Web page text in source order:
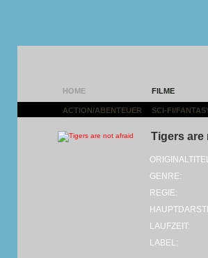
HOME FILME
ACTION/ABENTEUER SCI-FI/
Tigers are
GENRE:
REGIE:
LAUFZEIT:
LABEL: